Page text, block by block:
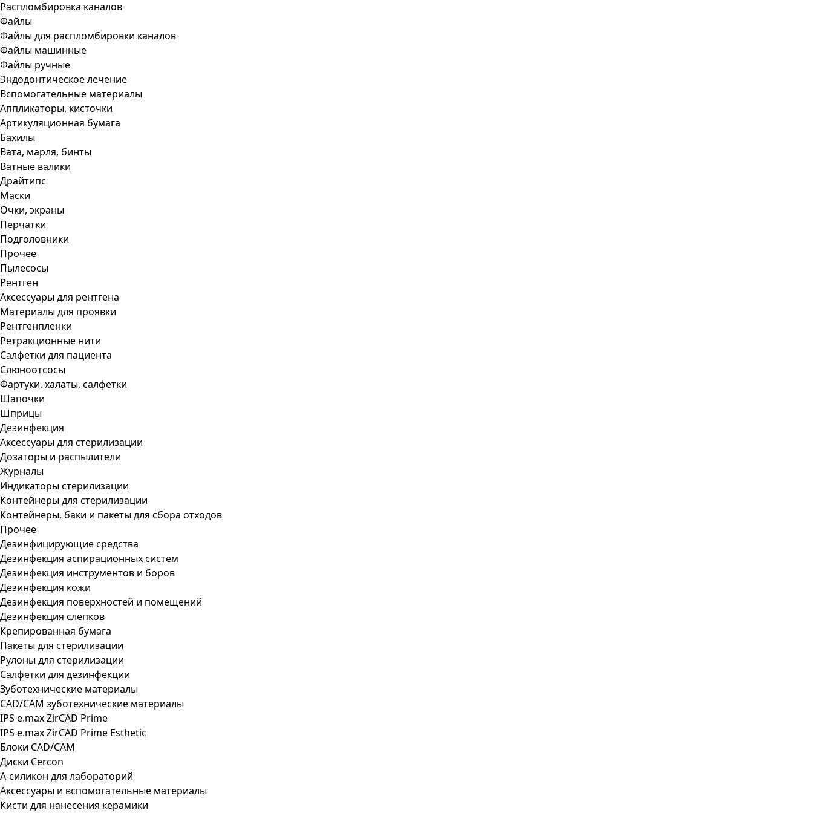
Распломбировка каналов
Файлы
Файлы для распломбировки каналов
Файлы машинные
Файлы ручные
Эндодонтическое лечение
Вспомогательные материалы
Аппликаторы, кисточки
Артикуляционная бумага
Бахилы
Вата, марля, бинты
Ватные валики
Драйтипс
Маски
Очки, экраны
Перчатки
Подголовники
Прочее
Пылесосы
Рентген
Аксессуары для рентгена
Материалы для проявки
Рентгенпленки
Ретракционные нити
Салфетки для пациента
Слюноотсосы
Фартуки, халаты, салфетки
Шапочки
Шприцы
Дезинфекция
Аксессуары для стерилизации
Дозаторы и распылители
Журналы
Индикаторы стерилизации
Контейнеры для стерилизации
Контейнеры, баки и пакеты для сбора отходов
Прочее
Дезинфицирующие средства
Дезинфекция аспирационных систем
Дезинфекция инструментов и боров
Дезинфекция кожи
Дезинфекция поверхностей и помещений
Дезинфекция слепков
Крепированная бумага
Пакеты для стерилизации
Рулоны для стерилизации
Салфетки для дезинфекции
Зуботехнические материалы
CAD/CAM зуботехнические материалы
IPS e.max ZirCAD Prime
IPS e.max ZirCAD Prime Esthetic
Блоки CAD/CAM
Диски Cercon
А-силикон для лабораторий
Аксессуары и вспомогательные материалы
Кисти для нанесения керамики